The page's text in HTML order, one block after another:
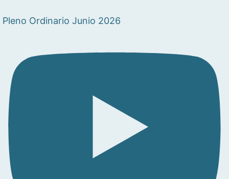
Pleno Ordinario Junio 2026